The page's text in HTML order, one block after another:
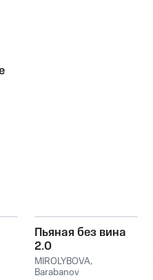
Пьяная без вина
2.0
MIROLYBOVA,
Barabanov